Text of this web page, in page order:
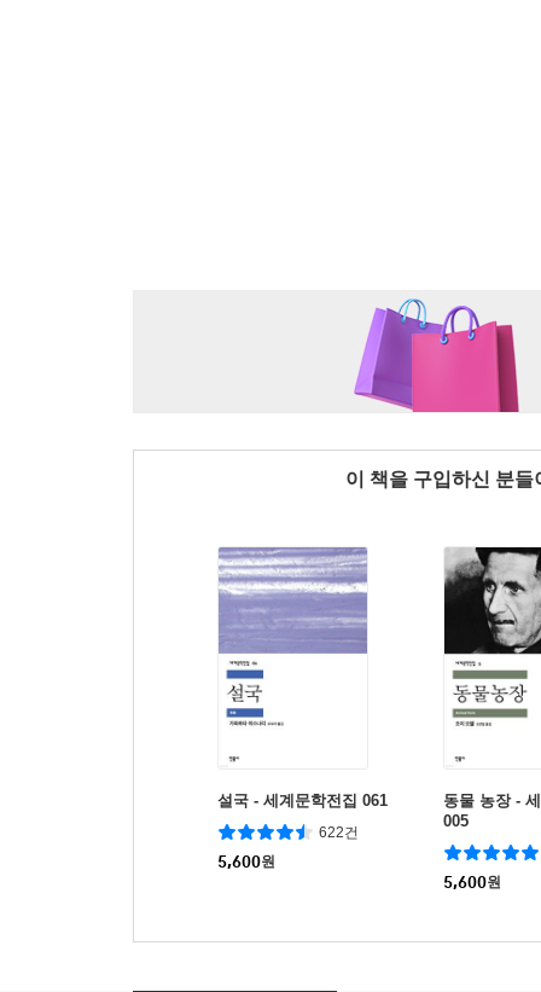
이 책을 구입하신 분
설국 - 세계문학전집 061
622건
5,600원
동물 농장 -
005
5,600원